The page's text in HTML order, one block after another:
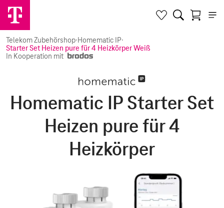
Telekom Zubehörshop·Homematic IP·
Starter Set Heizen pure für 4 Heizkörper Weiß
In Kooperation mit
Homematic IP Starter Set
Heizen pure für 4
Heizkörper